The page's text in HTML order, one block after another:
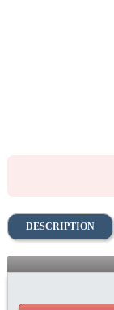
DESCRIPTION